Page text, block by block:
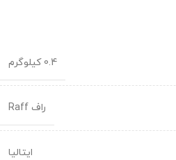
0.4 کیلوگرم
راف Raff
ایتالیا